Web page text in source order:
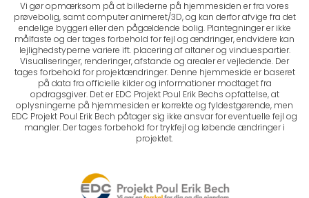
Vi gør opmærksom på at billederne på hjemmesiden er fra vores
prøvebolig, samt computer animeret/3D, og kan derfor afvige fra det
endelige byggeri eller den pågældende bolig. Plantegninger er ikke
målfaste og der tages forbehold for fejl og ændringer, endvidere kan
lejlighedstyperne variere ift. placering af altaner og vinduespartier.
Visualiseringer, renderinger, afstande og arealer er vejledende. Der
tages forbehold for projektændringer. Denne hjemmeside er baseret
på data fra officielle kilder og informationer modtaget fra
opdragsgiver. Det er EDC Projekt Poul Erik Bechs opfattelse, at
oplysningerne på hjemmesiden er korrekte og fyldestgørende, men
EDC Projekt Poul Erik Bech påtager sig ikke ansvar for eventuelle fejl og
mangler. Der tages forbehold for trykfejl og løbende ændringer i
projektet.